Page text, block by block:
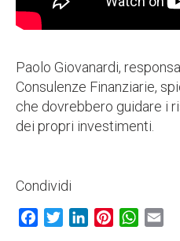
Paolo Giovanardi,
Consulenze Finanziarie,
che dovrebbero guidare i
dei propri investimenti.
Condividi
Facebook
TwitterLinkedInPinterest